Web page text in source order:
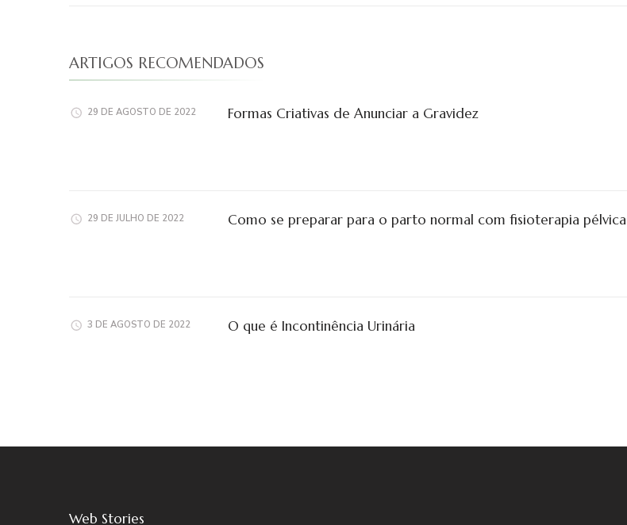
ARTIGOS RECOMENDADOS
29 DE AGOSTO DE 2022 Formas Criativas de Anunciar a Gravidez
29 DE JULHO DE 2022 Como se preparar para o parto normal com fisioterapia pélvica
3 DE AGOSTO DE 2022 O que é Incontinência Urinária
Web StoriesComo recuperar